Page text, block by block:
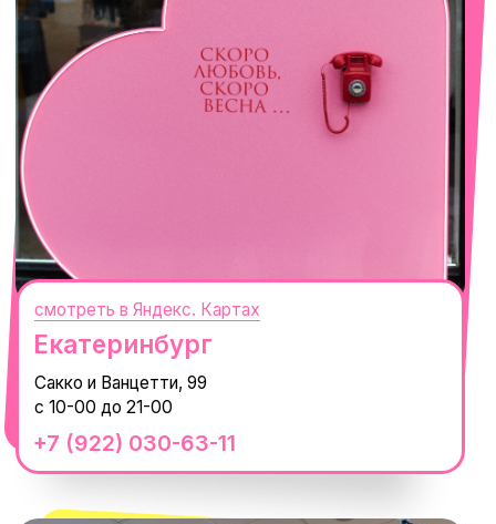
Сочи
Село Эстосадок, ТРЦ Горки Молл,
Горная Карусель, 3
+7 (919) 374-04-04
с 10-00 до 22-00
смотреть в Яндекс. Картах